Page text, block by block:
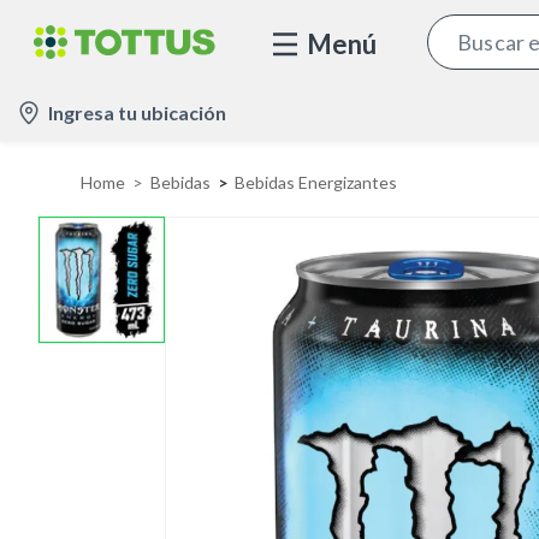
Menú
Ingresa tu ubicación
Home Bebidas Bebidas Energizantes